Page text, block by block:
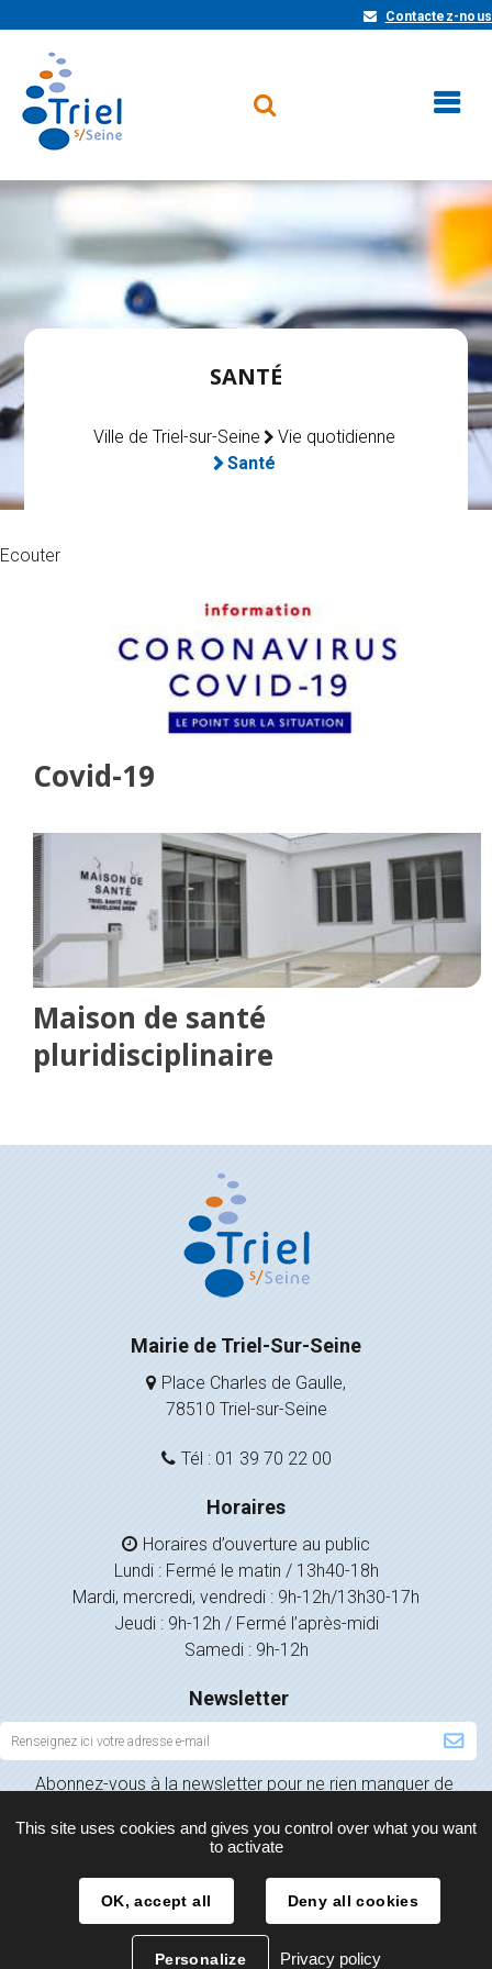
Contactez-nous
SANTÉ
Ville de Triel-sur-Seine
Vie quotidienne
Santé
Ecouter
Covid-19
Maison de santé
pluridisciplinaire
Mairie de Triel-Sur-Seine
Place Charles de Gaulle,
78510 Triel-sur-Seine
Tél : 01 39 70 22 00
Horaires
Horaires d’ouverture au public
Lundi : Fermé le matin / 13h40-18h
Mardi, mercredi, vendredi : 9h-12h/13h30-17h
Jeudi : 9h-12h / Fermé l’après-midi
Samedi : 9h-12h
Newsletter
Inscription
à
la
Abonnez-vous à la newsletter pour ne rien manquer de
Mentions légales Politique de confidentialité
This site uses cookies and gives you control over what you want
to activate
OK, accept all Deny all cookies
Personalize Privacy policy